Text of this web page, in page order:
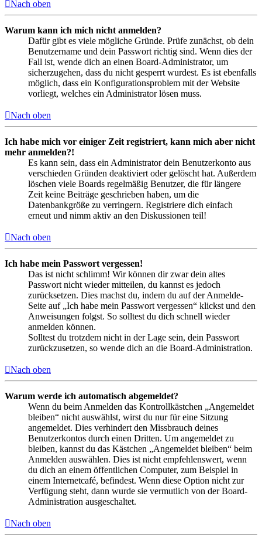
Nach oben
Warum kann ich mich nicht anmelden?
Dafür gibt es viele mögliche Gründe. Prüfe zunächst, ob dein
Benutzername und dein Passwort richtig sind. Wenn dies der
Fall ist, wende dich an einen Board-Administrator, um
sicherzugehen, dass du nicht gesperrt wurdest. Es ist ebenfalls
möglich, dass ein Konfigurationsproblem mit der Website
vorliegt, welches ein Administrator lösen muss.
Nach oben
Ich habe mich vor einiger Zeit registriert, kann mich aber nicht
mehr anmelden?!
Es kann sein, dass ein Administrator dein Benutzerkonto aus
verschieden Gründen deaktiviert oder gelöscht hat. Außerdem
löschen viele Boards regelmäßig Benutzer, die für längere
Zeit keine Beiträge geschrieben haben, um die
Datenbankgröße zu verringern. Registriere dich einfach
erneut und nimm aktiv an den Diskussionen teil!
Nach oben
Ich habe mein Passwort vergessen!
Das ist nicht schlimm! Wir können dir zwar dein altes
Passwort nicht wieder mitteilen, du kannst es jedoch
zurücksetzen. Dies machst du, indem du auf der Anmelde-
Seite auf „Ich habe mein Passwort vergessen“ klickst und den
Anweisungen folgst. So solltest du dich schnell wieder
anmelden können.
Solltest du trotzdem nicht in der Lage sein, dein Passwort
zurückzusetzen, so wende dich an die Board-Administration.
Nach oben
Warum werde ich automatisch abgemeldet?
Wenn du beim Anmelden das Kontrollkästchen „Angemeldet
bleiben“ nicht auswählst, wirst du nur für eine Sitzung
angemeldet. Dies verhindert den Missbrauch deines
Benutzerkontos durch einen Dritten. Um angemeldet zu
bleiben, kannst du das Kästchen „Angemeldet bleiben“ beim
Anmelden auswählen. Dies ist nicht empfehlenswert, wenn
du dich an einem öffentlichen Computer, zum Beispiel in
einem Internetcafé, befindest. Wenn diese Option nicht zur
Verfügung steht, dann wurde sie vermutlich von der Board-
Administration ausgeschaltet.
Nach oben